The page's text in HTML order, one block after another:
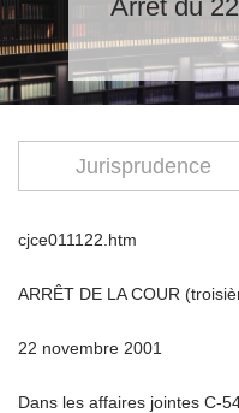
Arrêt du
Jurisprudence
cjce011122.htm
ARRÊT DE LA COUR
22 novembre 2001
Dans les affaires jointes C-